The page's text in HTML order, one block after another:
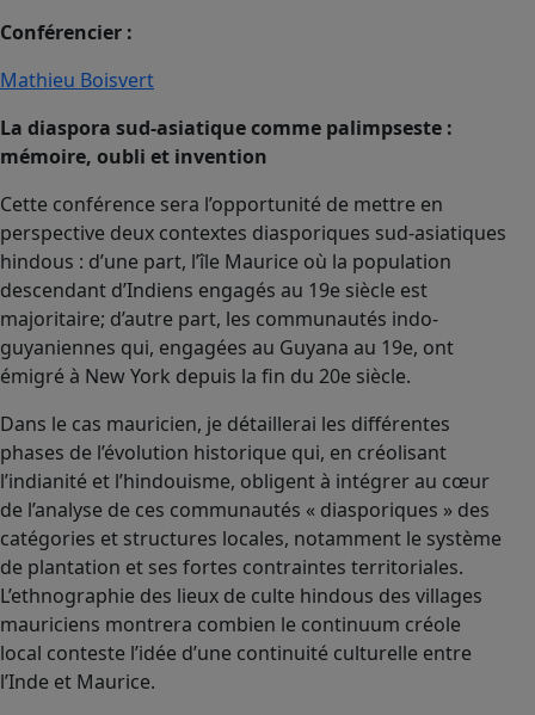
Conférencier :
Mathieu Boisvert
La diaspora sud-asiatique comme palimpseste :
mémoire, oubli et invention
Cette conférence sera l’opportunité de mettre en
perspective deux contextes diasporiques sud-asiatiques
hindous : d’une part, l’île Maurice où la population
descendant d’Indiens engagés au 19e siècle est
majoritaire; d’autre part, les communautés indo-
guyaniennes qui, engagées au Guyana au 19e, ont
émigré à New York depuis la fin du 20e siècle.
Dans le cas mauricien, je détaillerai les différentes
phases de l’évolution historique qui, en créolisant
l’indianité et l’hindouisme, obligent à intégrer au cœur
de l’analyse de ces communautés « diasporiques » des
catégories et structures locales, notamment le système
de plantation et ses fortes contraintes territoriales.
L’ethnographie des lieux de culte hindous des villages
mauriciens montrera combien le continuum créole
local conteste l’idée d’une continuité culturelle entre
l’Inde et Maurice.